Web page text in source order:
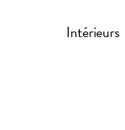
Intérieurs